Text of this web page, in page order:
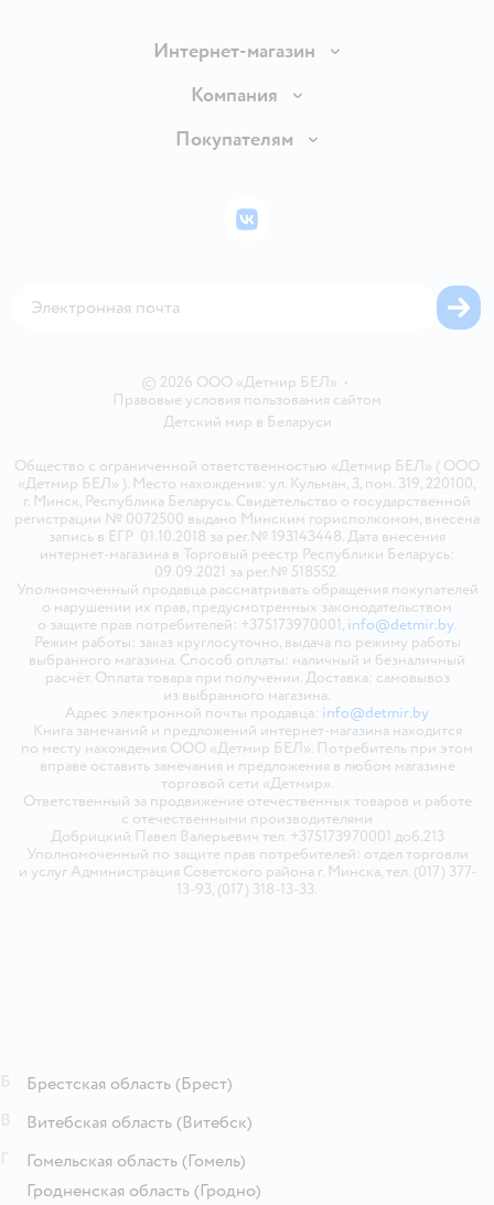
Интернет-магазин
Доставка и оплата
Правила продажи
Политика использования файлов cookie
Компания
Вакансии
Покупателям
Бонусные карты
© 2026 ООО «Детмир БЕЛ» •
Правовые условия пользования сайтом
Детский мир в Беларуси
Общество с ограниченной ответственностью «Детмир БЕЛ» ( ООО
«Детмир БЕЛ» ). Место нахождения: ул. Кульман, 3, пом. 319, 220100,
г. Минск, Республика Беларусь. Свидетельство о государственной
регистрации № 0072500 выдано Минским горисполкомом, внесена
запись в ЕГР 01.10.2018 за рег.№ 193143448. Дата внесения
интернет-магазина в Торговый реестр Республики Беларусь:
09.09.2021 за рег.№ 518552.
Уполномоченный продавца рассматривать обращения покупателей
о нарушении их прав, предусмотренных законодательством
о защите прав потребителей: +375173970001, info@detmir.by.
Режим работы: заказ круглосуточно, выдача по режиму работы
выбранного магазина. Способ оплаты: наличный и безналичный
расчёт. Оплата товара при получении. Доставка: самовывоз
из выбранного магазина.
Адрес электронной почты продавца: info@detmir.by
Книга замечаний и предложений интернет-магазина находится
по месту нахождения ООО «Детмир БЕЛ». Потребитель при этом
вправе оставить замечания и предложения в любом магазине
торговой сети «Детмир».
Ответственный за продвижение отечественных товаров и работе
с отечественными производителями
Добрицкий Павел Валерьевич тел. +375173970001 доб.213
Уполномоченный по защите прав потребителей: отдел торговли
и услуг Администрация Советского района г. Минска, тел. (017) 377-
13-93, (017) 318-13-33.
ВКонтакте
Брестская область (Брест)
Витебская область (Витебск)
Гомельская область (Гомель)
Гродненская область (Гродно)